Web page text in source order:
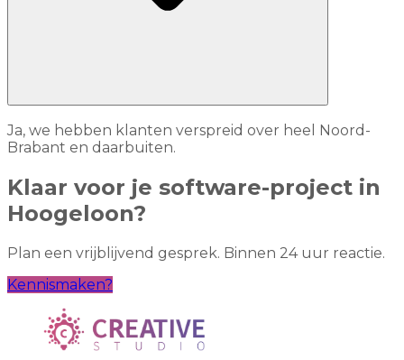
Ja, we hebben klanten verspreid over heel Noord-
Brabant en daarbuiten.
Klaar voor je software-project in
Hoogeloon?
Plan een vrijblijvend gesprek. Binnen 24 uur reactie.
Kennismaken?